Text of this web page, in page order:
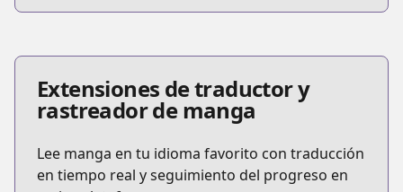
Extensiones de traductor y
rastreador de manga
Lee manga en tu idioma favorito con traducción
en tiempo real y seguimiento del progreso en